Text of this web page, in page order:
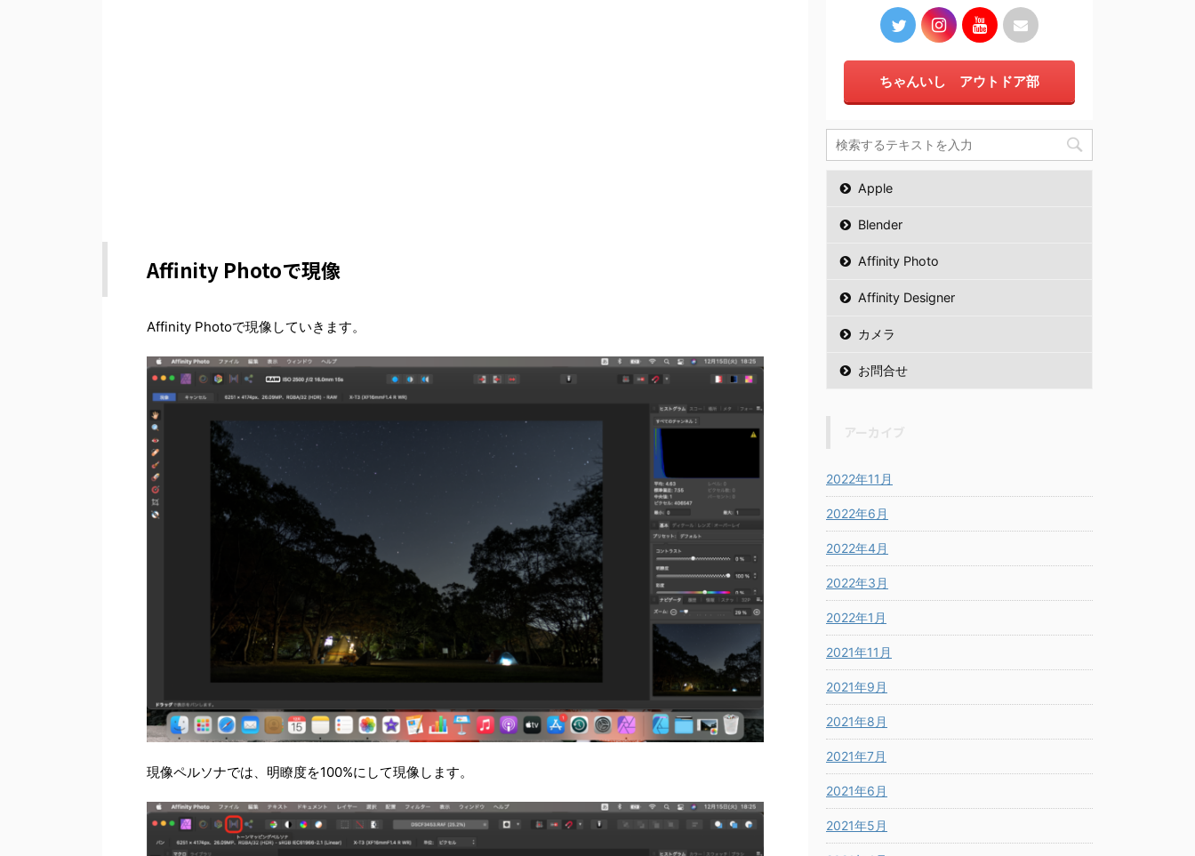
Affinity Photoで現像
Affinity Photoで現像していきます。
現像ペルソナでは、明瞭度を100%にして現像します。
ちゃんいし アウトドア部
Apple
Blender
Affinity Photo
Affinity Designer
カメラ
お問合せ
2022年11月
2022年6月
2022年4月
2022年3月
2022年1月
2021年11月
2021年9月
2021年8月
2021年7月
2021年6月
2021年5月